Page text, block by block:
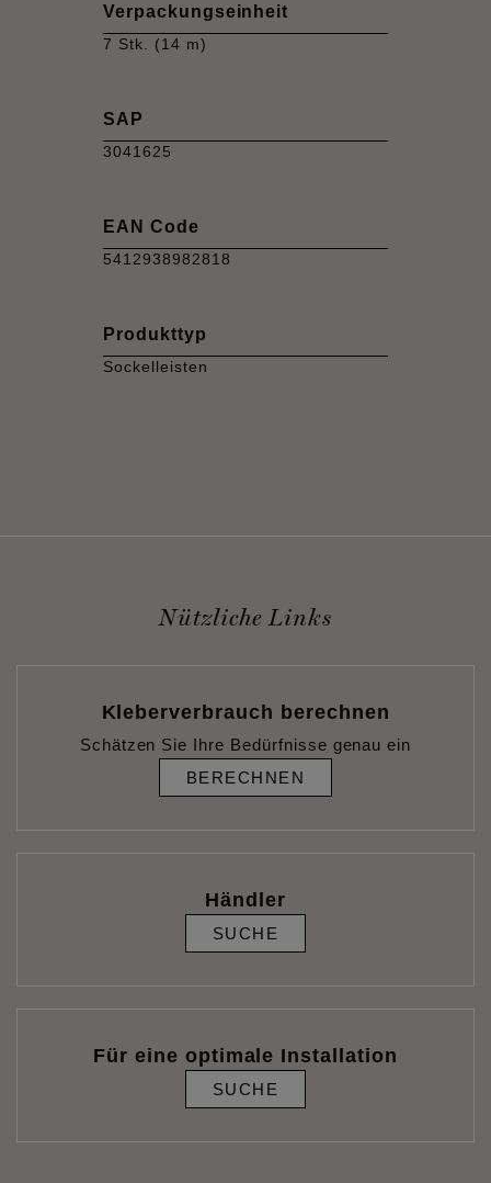
Verpackungseinheit
7 Stk. (14 m)
SAP
3041625
EAN Code
5412938982818
Produkttyp
Sockelleisten
Nützliche Links
Kleberverbrauch berechnen
Schätzen Sie Ihre Bedürfnisse genau ein
BERECHNEN
Händler
SUCHE
Für eine optimale Installation
SUCHE